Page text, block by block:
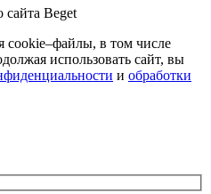
сайта Beget
cookie–файлы, в том числе
использовать сайт, вы
и обработки